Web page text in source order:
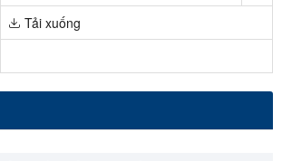
Tải xuống